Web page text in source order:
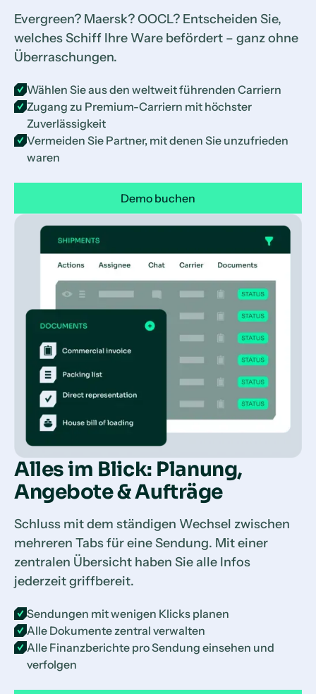
Evergreen? Maersk? OOCL? Entscheiden Sie,
welches Schiff Ihre Ware befördert – ganz ohne
Überraschungen.
Wählen Sie aus den weltweit führenden Carriern
Zugang zu Premium-Carriern mit höchster
Zuverlässigkeit
Vermeiden Sie Partner, mit denen Sie unzufrieden
waren
Demo buchen
Alles im Blick: Planung,
Angebote & Aufträge
Schluss mit dem ständigen Wechsel zwischen
mehreren Tabs für eine Sendung. Mit einer
zentralen Übersicht haben Sie alle Infos
jederzeit griffbereit.
Sendungen mit wenigen Klicks planen
Alle Dokumente zentral verwalten
Alle Finanzberichte pro Sendung einsehen und
verfolgen